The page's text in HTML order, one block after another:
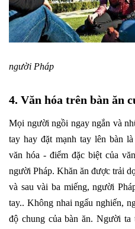
Văn hóa
người Pháp
4. Văn hóa trên bàn ăn
Mọi người ngồi ngay ngắn và
tay hay đặt mạnh tay lên bàn
văn hóa - điểm đặc biệt của
người Pháp. Khăn ăn được trải
và sau vài ba miếng, người
tay.. Không nhai ngấu nghiến,
độ chung của bàn ăn. Người